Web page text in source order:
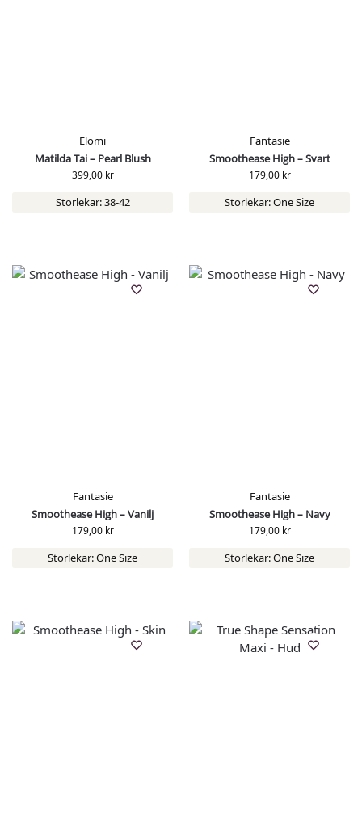
Elomi
Matilda Tai – Pearl Blush
399,00 kr
Storlekar: 38-42
Fantasie
Smoothease High – Svart
179,00 kr
Storlekar: One Size
Fantasie
Smoothease High – Vanilj
179,00 kr
Storlekar: One Size
Fantasie
Smoothease High – Navy
179,00 kr
Storlekar: One Size